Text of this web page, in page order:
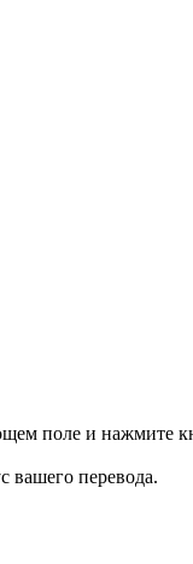
поле и нажмите
вашего перевода.